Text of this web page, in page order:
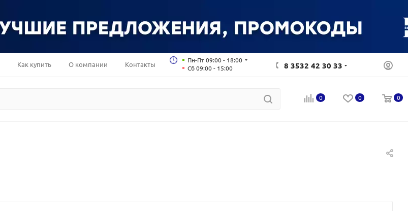
Как купить О компании Контакты
Пн-Пт 09:00 - 18:00
Сб 09:00 - 15:00
8 3532 42 30 33
0 0 0